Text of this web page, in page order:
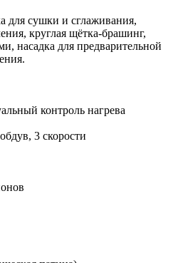
для сушки и сглаживания,
круглая щётка-брашинг,
насадка для предварительной
контроль нагрева
3 скорости